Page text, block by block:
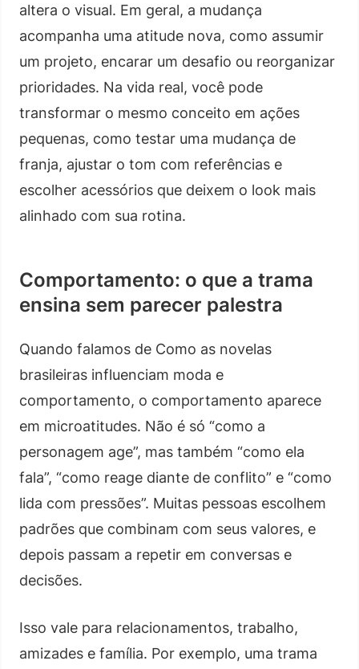
altera o visual. Em geral, a mudança
acompanha uma atitude nova, como assumir
um projeto, encarar um desafio ou reorganizar
prioridades. Na vida real, você pode
transformar o mesmo conceito em ações
pequenas, como testar uma mudança de
franja, ajustar o tom com referências e
escolher acessórios que deixem o look mais
alinhado com sua rotina.
Comportamento: o que a trama
ensina sem parecer palestra
Quando falamos de Como as novelas
brasileiras influenciam moda e
comportamento, o comportamento aparece
em microatitudes. Não é só “como a
personagem age”, mas também “como ela
fala”, “como reage diante de conflito” e “como
lida com pressões”. Muitas pessoas escolhem
padrões que combinam com seus valores, e
depois passam a repetir em conversas e
decisões.
Isso vale para relacionamentos, trabalho,
amizades e família. Por exemplo, uma trama